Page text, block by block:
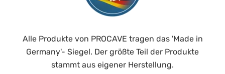
Alle Produkte von PROCAVE tragen das 'Made in
Germany'- Siegel. Der größte Teil der Produkte
stammt aus eigener Herstellung.